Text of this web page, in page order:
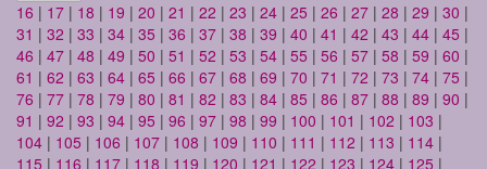
16 | 17 | 18 | 19 | 20 | 21 | 22 | 23 | 24 | 25 | 26 | 27 | 28 | 29 | 30 |
31 | 32 | 33 | 34 | 35 | 36 | 37 | 38 | 39 | 40 | 41 | 42 | 43 | 44 | 45 |
46 | 47 | 48 | 49 | 50 | 51 | 52 | 53 | 54 | 55 | 56 | 57 | 58 | 59 | 60 |
61 | 62 | 63 | 64 | 65 | 66 | 67 | 68 | 69 | 70 | 71 | 72 | 73 | 74 | 75 |
76 | 77 | 78 | 79 | 80 | 81 | 82 | 83 | 84 | 85 | 86 | 87 | 88 | 89 | 90 |
91 | 92 | 93 | 94 | 95 | 96 | 97 | 98 | 99 | 100 | 101 | 102 | 103 |
104 | 105 | 106 | 107 | 108 | 109 | 110 | 111 | 112 | 113 | 114 |
115 | 116 | 117 | 118 | 119 | 120 | 121 | 122 | 123 | 124 | 125 |